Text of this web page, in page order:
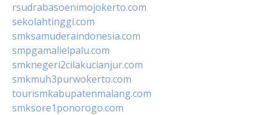
rsudrabasoenimojokerto.com
sekolahtinggi.com
smksamuderaindonesia.com
smpgamalielpalu.com
smknegeri2cilakucianjur.com
smkmuh3purwokerto.com
tourismkabupatenmalang.com
smksore1ponorogo.com